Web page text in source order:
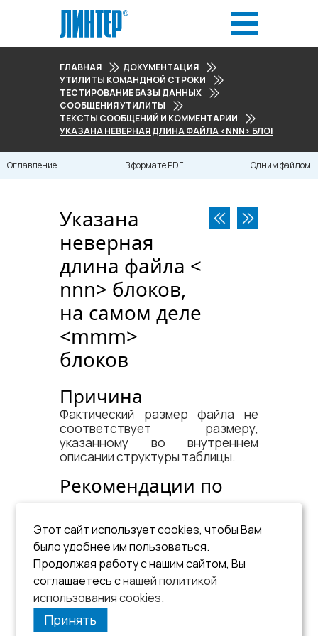
ГЛАВНАЯ
ДОКУМЕНТАЦИЯ
УТИЛИТЫ КОМАНДНОЙ СТРОКИ
ТЕСТИРОВАНИЕ БАЗЫ ДАННЫХ
СООБЩЕНИЯ УТИЛИТЫ
ТЕКСТЫ СООБЩЕНИЙ И КОММЕНТАРИИ
УКАЗАНА НЕВЕРНАЯ ДЛИНА ФАЙЛА <NNN> БЛОКОВ, НА
Оглавление В формате PDF Одним файлом
Указана
неверная
длина файла <​
nnn​> блоков,
на самом деле
<​mmm​>
блоков
Причина
Фактический размер файла не
соответствует размеру,
указанному во внутреннем
описании структуры таблицы.
Рекомендации по
Выполнитьtestdbс ключом -r.
Во внутреннем описании
структуры таблицы размер
файла будет приведен в
соответствие фактическому
размеру.
Этот сайт использует cookies, чтобы Вам
было удобнее им пользоваться.
Продолжая работу с нашим сайтом, Вы
соглашаетесь снашей политикой
использования cookies.
Принять